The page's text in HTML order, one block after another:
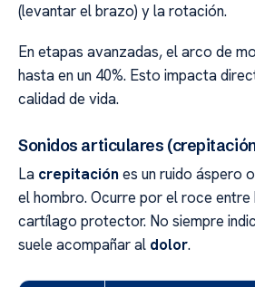
(levantar el brazo) y la rotación.
En etapas avanzadas, el arco de
hasta en un 40%. Esto impacta
calidad de vida.
Sonidos articulares
La crepitación es un ruido áspero
el hombro. Ocurre por el roce
cartílago protector. No siempre
suele acompañar al dolor.